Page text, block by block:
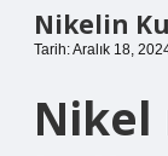
Nikelin
Tarih: Aralık 18,
Nikel